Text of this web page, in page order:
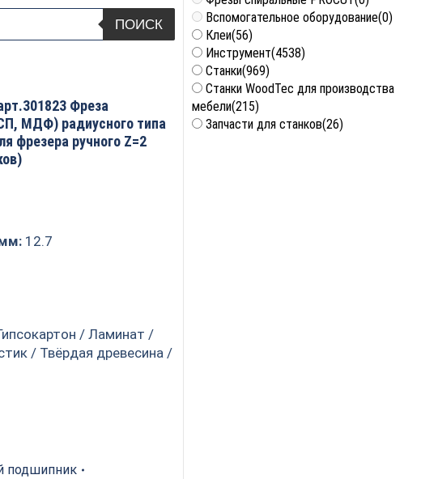
ПОИСК
Фреза
МДФ) радиусного типа
фрезера ручного Z=2
12.7
/ Ламинат /
/ Твёрдая древесина /
подшипник
Вспомогательное оборудование(0)
Клеи(56)
Инструмент(4538)
Станки(969)
Станки WoodTec для производства
мебели(215)
Запчасти для станков(26)